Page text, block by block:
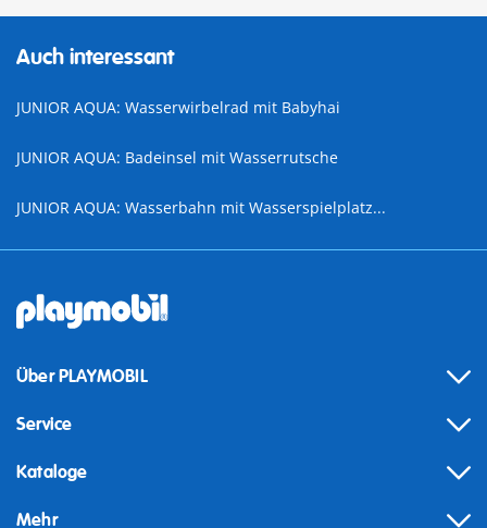
Auch interessant
JUNIOR AQUA: Wasserwirbelrad mit Babyhai
JUNIOR AQUA: Badeinsel mit Wasserrutsche
JUNIOR AQUA: Wasserbahn mit Wasserspielplatz...
Über PLAYMOBIL
Service
Kataloge
Mehr